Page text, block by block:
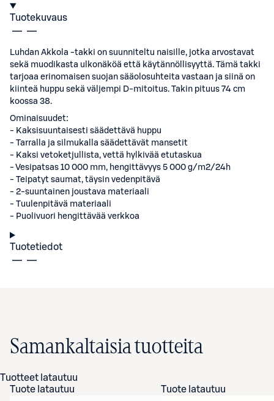
Tuotekuvaus
Luhdan Akkola -takki on suunniteltu naisille, jotka arvostavat
sekä muodikasta ulkonäköä että käytännöllisyyttä. Tämä takki
tarjoaa erinomaisen suojan sääolosuhteita vastaan ja siinä on
kiinteä huppu sekä väljempi D-mitoitus. Takin pituus 74 cm
koossa 38.
Ominaisuudet:
- Kaksisuuntaisesti säädettävä huppu
- Tarralla ja silmukalla säädettävät mansetit
- Kaksi vetoketjullista, vettä hylkivää etutaskua
- Vesipatsas 10 000 mm, hengittävyys 5 000 g/m2/24h
- Teipatyt saumat, täysin vedenpitävä
- 2-suuntainen joustava materiaali
- Tuulenpitävä materiaali
- Puolivuori hengittävää verkkoa
Tuotetiedot
Samankaltaisia tuotteita
Tuotteet latautuu
Tuote latautuu
Tuote latautuu